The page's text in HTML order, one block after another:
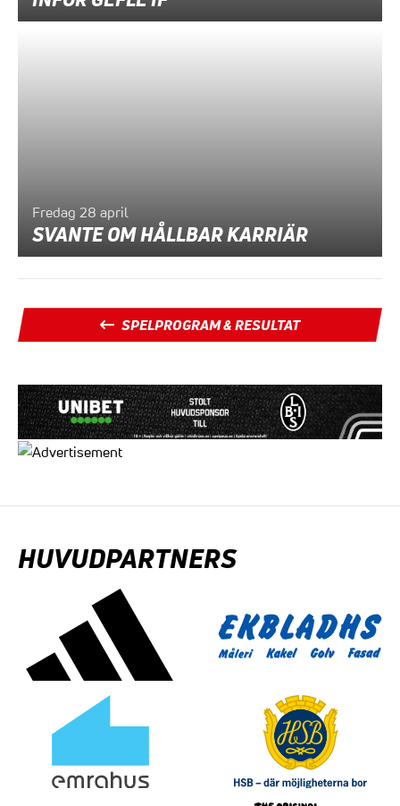
Fredag 28 april
SVANTE OM HÅLLBAR KARRIÄR
SPELPROGRAM & RESULTAT
HUVUDPARTNERS